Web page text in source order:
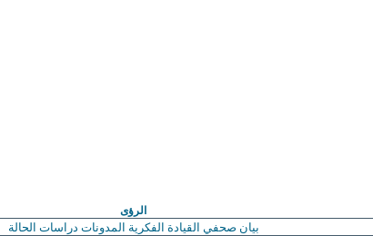
الرؤى
بيان صحفي القيادة الفكرية المدونات دراسات الحالة